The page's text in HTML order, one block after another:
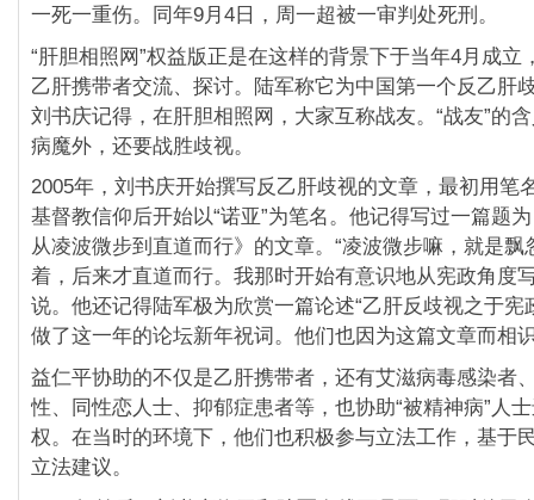
一死一重伤。同年9月4日，周一超被一审判处死刑。
“肝胆相照网”权益版正是在这样的背景下于当年4月成立
乙肝携带者交流、探讨。陆军称它为中国第一个反乙肝
刘书庆记得，在肝胆相照网，大家互称战友。“战友”的
病魔外，还要战胜歧视。
2005年，刘书庆开始撰写反乙肝歧视的文章，最初用笔
基督教信仰后开始以“诺亚”为笔名。他记得写过一篇题
从凌波微步到直道而行》的文章。“凌波微步嘛，就是飘
着，后来才直道而行。我那时开始有意识地从宪政角度
说。他还记得陆军极为欣赏一篇论述“乙肝反歧视之于宪
做了这一年的论坛新年祝词。他们也因为这篇文章而相
益仁平协助的不仅是乙肝携带者，还有艾滋病毒感染者
性、同性恋人士、抑郁症患者等，也协助“被精神病”人
权。在当时的环境下，他们也积极参与立法工作，基于
立法建议。